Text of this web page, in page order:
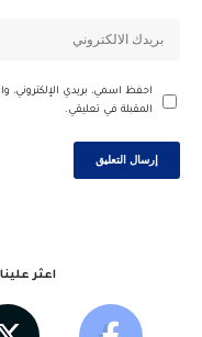
احفظ اسمي، بريدي الإلكتروني،
المقبلة في تعليقي.
اعثر